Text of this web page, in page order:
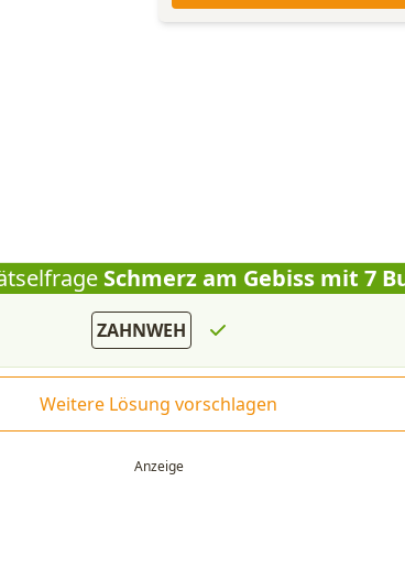
Schmerz am Gebiss mit 7
ZAHNWEH
Weitere Lösung vorschlagen